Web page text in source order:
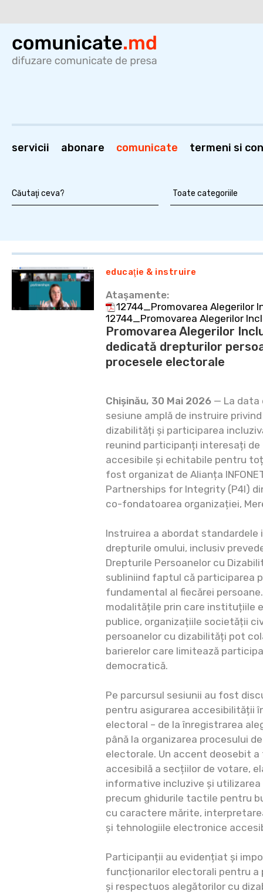
servicii abonare comunicate termeni si
educaţie & instruire
Promovarea Alegerilor
dedicată drepturilor
procesele electorale
Chișinău, 30 Mai 2026 — La data
sesiune amplă de instruire
dizabilități și participarea
reunind participanți interesați de
accesibile și echitabile pentru
fost organizat de Alianța
Partnerships for Integrity (P4I)
co-fondatoarea organizației,
Instruirea a abordat standardele
drepturile omului, inclusiv
Drepturile Persoanelor cu
subliniind faptul că participarea
fundamental al fiecărei
modalitățile prin care instituțiile
publice, organizațiile societății
persoanelor cu dizabilități pot
barierelor care limitează
democratică.
Pe parcursul sesiunii au fost
pentru asigurarea accesibilității
electoral – de la înregistrarea
până la organizarea procesului
electorale. Un accent deosebit
accesibilă a secțiilor de votare,
informative incluzive și
precum ghidurile tactile pentru
cu caractere mărite,
și tehnologiile electronice
Participanții au evidențiat și
funcționarilor electorali pentru
și respectuos alegătorilor cu
Ataşamente:
12744_Promovarea Alegerilor
12744_Promovarea Alegerilor